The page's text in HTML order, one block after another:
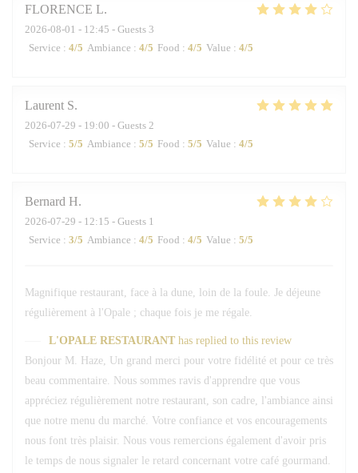
FLORENCE L
2026-08-01 - 12:45 - Guests 3
Service : 4/5 Ambiance : 4/5 Food : 4/5 Value : 4/5
Laurent S
2026-07-29 - 19:00 - Guests 2
Service : 5/5 Ambiance : 5/5 Food : 5/5 Value : 4/5
Bernard H
2026-07-29 - 12:15 - Guests 1
Service : 3/5 Ambiance : 4/5 Food : 4/5 Value : 5/5
Magnifique restaurant, face à la dune, loin de la foule. Je déjeune
régulièrement à l'Opale ; chaque fois je me régale.
L'OPALE RESTAURANT has replied to this review
Bonjour M. Haze, Un grand merci pour votre fidélité et pour ce très
beau commentaire. Nous sommes ravis d'apprendre que vous
appréciez régulièrement notre restaurant, son cadre, l'ambiance ainsi
que notre menu du marché. Votre confiance et vos encouragements
nous font très plaisir. Nous vous remercions également d'avoir pris
le temps de nous signaler le retard concernant votre café gourmand.